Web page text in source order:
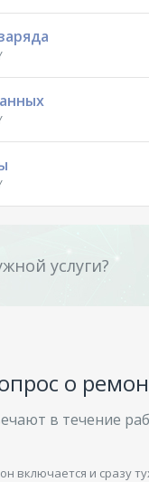
услуги?
о
в течение
включается и сразу